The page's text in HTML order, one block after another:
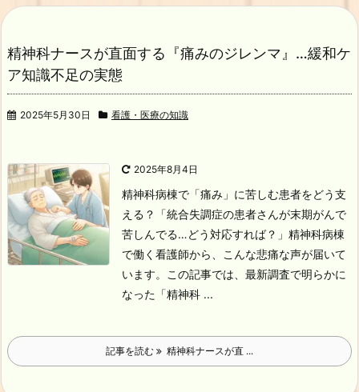
精神科ナースが直面する『痛みのジレンマ』…緩和ケ
ア知識不足の実態
2025年5月30日 看護・医療の知識
2025年8月4日
精神科病棟で「痛み」に苦しむ患者をどう支
える？
「統合失調症の患者さんが末期がんで
苦しんでる…どう対応すれば？」 精神科病棟
で働く看護師から、こんな悲痛な声が届いて
います。
この記事では、最新調査で明らかに
なった「精神科 ...
記事を読む 精神科ナースが直 ...